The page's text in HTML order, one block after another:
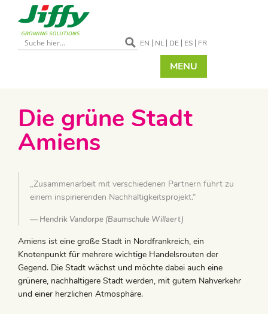
EN NL DE ES FR
MENU
Die grüne Stadt
Amiens
„Zusammenarbeit mit verschiedenen Partnern führt zu
einem inspirierenden Nachhaltigkeitsprojekt.“
Hendrik Vandorpe (Baumschule Willaert)
Amiens ist eine große Stadt in Nordfrankreich, ein
Knotenpunkt für mehrere wichtige Handelsrouten der
Gegend. Die Stadt wächst und möchte dabei auch eine
grünere, nachhaltigere Stadt werden, mit gutem Nahverkehr
und einer herzlichen Atmosphäre.